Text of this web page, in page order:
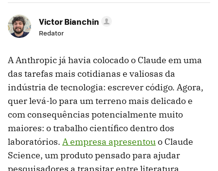
Victor Bianchin
Redator
A Anthropic já havia colocado o Claude em uma
das tarefas mais cotidianas e valiosas da
indústria de tecnologia: escrever código. Agora,
quer levá-lo para um terreno mais delicado e
com consequências potencialmente muito
maiores: o trabalho científico dentro dos
laboratórios. A empresa apresentouo Claude
Science, um produto pensado para ajudar